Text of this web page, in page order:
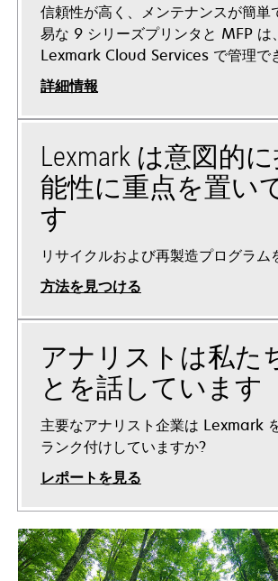
信頼性が高く、メンテナンスが簡単
易な 9 シリーズプリンタと MFP は
Lexmark Cloud Services で管理で
詳細情報
Lexmark は意図的
能性に重点を置い
す
リサイクルおよび再製造プログラム
方法を見つける
アナリストは私た
とを話しています
主要なアナリスト企業は Lexmark
ランク付けしていますか?
レポートを見る